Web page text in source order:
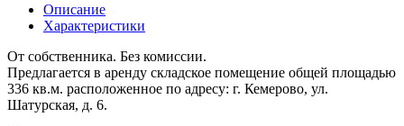
Описание
Характеристики
От собственника. Без комиссии.
Предлагается в аренду складское помещение общей площадью
336 кв.м. расположенное по адресу: г. Кемерово, ул.
Шатурская, д. 6.